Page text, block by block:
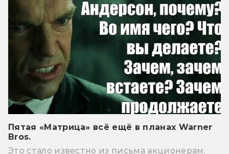
Пятая «Матрица» всё ещё в планах Warner
Bros.
Это стало известно из письма акционерам.